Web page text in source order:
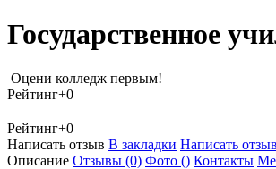
Государственное
Оцени колледж первым!
Рейтинг+0
Рейтинг+0
Написать отзыв В закладки Написать отзыв
Описание Отзывы (0) Фото () Контакты